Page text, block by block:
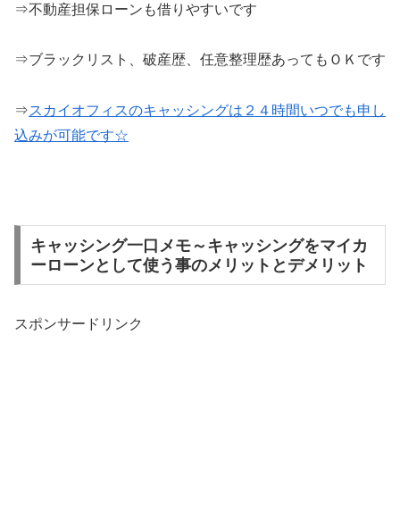
⇒不動産担保ローンも借りやすいです
⇒ブラックリスト、破産歴、任意整理歴あってもＯＫです
⇒スカイオフィスのキャッシングは２４時間いつでも申し
込みが可能です☆
キャッシング一口メモ～キャッシングをマイカ
ーローンとして使う事のメリットとデメリット
スポンサードリンク